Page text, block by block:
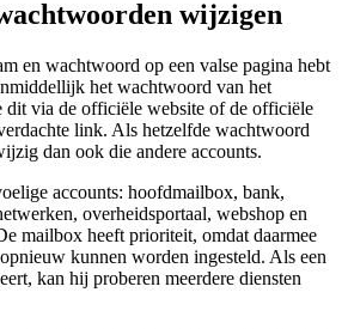
wijzigen
en wachtwoord op een valse pagina hebt
het wachtwoord van het
dit via de officiële website of de officiële
link. Als hetzelfde wachtwoord
dan ook die andere accounts.
accounts: hoofdmailbox, bank,
overheidsportaal, webshop en
mailbox heeft prioriteit, omdat daarmee
kunnen worden ingesteld. Als een
kan hij proberen meerdere diensten